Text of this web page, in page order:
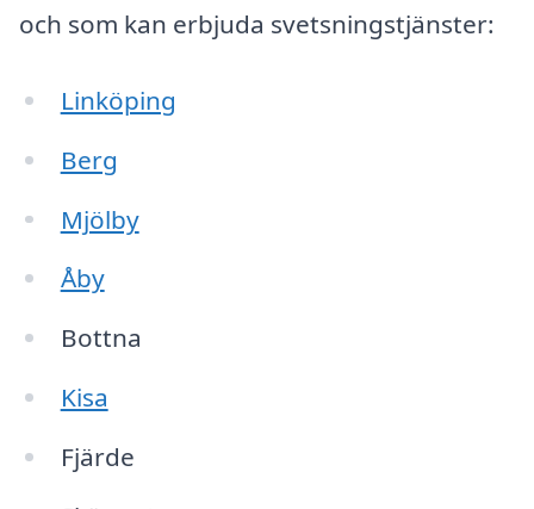
och som kan erbjuda svetsningstjänster:
Linköping
Berg
Mjölby
Åby
Bottna
Kisa
Fjärde